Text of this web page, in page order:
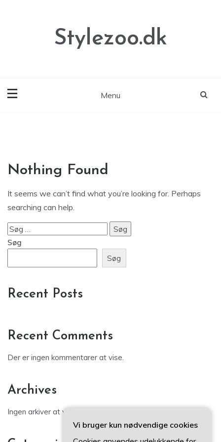
Stylezoo.dk
Menu
Nothing Found
It seems we can’t find what you’re looking for. Perhaps
searching can help.
Søg
efter:
Søg
Søg
Recent Posts
Recent Comments
Der er ingen kommentarer at vise.
Archives
Ingen arkiver at vise.
Vi bruger kun nødvendige cookies